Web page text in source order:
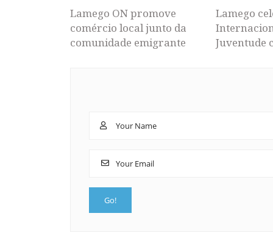
Lamego ON promove
comércio local junto da
comunidade emigrante
Lamego
Juventude